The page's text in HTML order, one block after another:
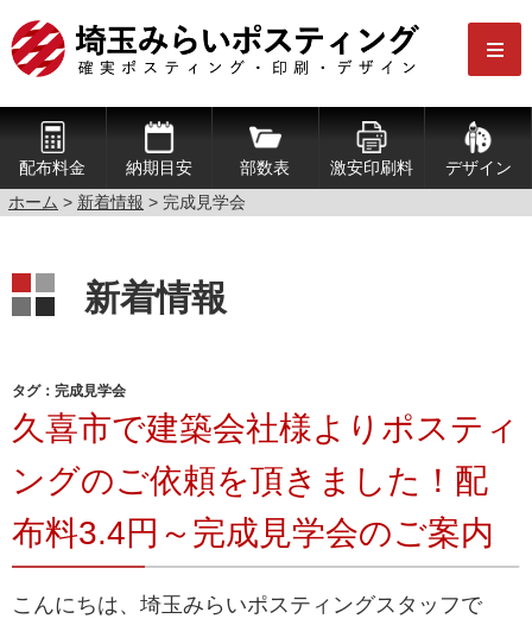
配布料金 納期目安 部数表 激安印刷料
デザイン
ホーム > 新着情報 > 完成見学会
新着情報
タグ：完成見学会
久喜市で建築会社様よりポスティ
ングのご依頼を頂きました！配
布料3.4円～完成見学会のご案内
こんにちは、埼玉みらいポスティングスタッフで